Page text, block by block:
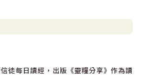
每日讀經，出版《靈糧分享》作為讀